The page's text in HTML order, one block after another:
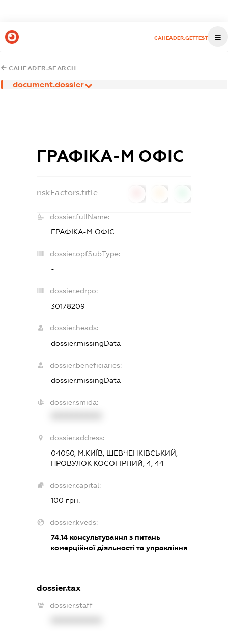
CAHEADER.GETTEST
CAHEADER.SEARCH
document.dossier
ГРАФІКА-М ОФІС
riskFactors.title
dossier.fullName:
ГРАФІКА-М ОФІС
dossier.opfSubType:
-
dossier.edrpo:
30178209
dossier.heads:
dossier.missingData
dossier.beneficiaries:
dossier.missingData
dossier.smida:
dossier.address:
04050, М.КИЇВ, ШЕВЧЕНКІВСЬКИЙ,
ПРОВУЛОК КОСОГІРНИЙ, 4, 44
dossier.capital:
100 грн.
dossier.kveds:
74.14 консультування з питань
комерційної діяльності та управління
dossier.tax
dossier.staff